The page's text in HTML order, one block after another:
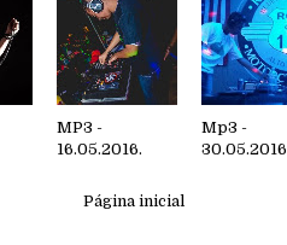
MP3 -
16.05.2016.
Mp3 -
30.05.2016
Página inicial